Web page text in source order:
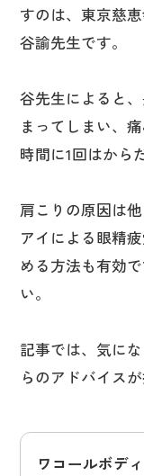
すのは、東京慈
谷諭先生です。
谷先生によると
まってしまい、
時間に1回はから
肩こりの原因は
アイによる眼精
める方法も有効
い。
記事では、気に
らのアドバイス
ワコールボデ